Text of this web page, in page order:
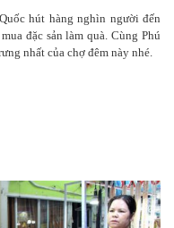
hút hàng nghìn người đến
đặc sản làm quà. Cùng Phú
nhất của chợ đêm này nhé.